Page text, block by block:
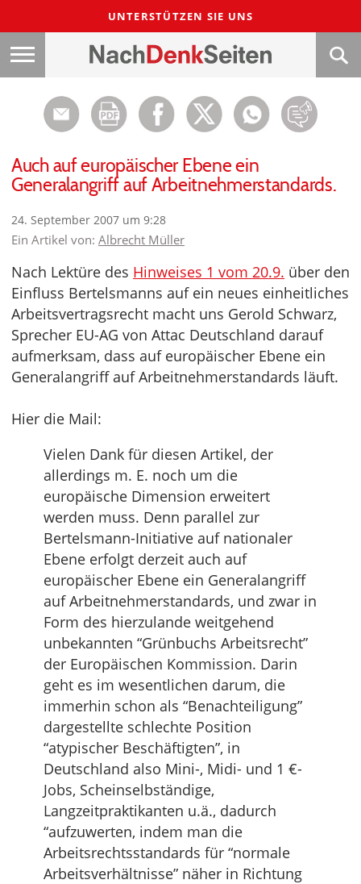
UNTERSTÜTZEN SIE UNS
Auch auf europäischer Ebene ein
Generalangriff auf Arbeitnehmerstandards.
24. September 2007 um 9:28
Ein Artikel von: Albrecht Müller
Nach Lektüre des Hinweises 1 vom 20.9. über den
Einfluss Bertelsmanns auf ein neues einheitliches
Arbeitsvertragsrecht macht uns Gerold Schwarz,
Sprecher EU-AG von Attac Deutschland darauf
aufmerksam, dass auf europäischer Ebene ein
Generalangriff auf Arbeitnehmerstandards läuft.
Hier die Mail:
Vielen Dank für diesen Artikel, der
allerdings m. E. noch um die
europäische Dimension erweitert
werden muss. Denn parallel zur
Bertelsmann-Initiative auf nationaler
Ebene erfolgt derzeit auch auf
europäischer Ebene ein Generalangriff
auf Arbeitnehmerstandards, und zwar in
Form des hierzulande weitgehend
unbekannten “Grünbuchs Arbeitsrecht”
der Europäischen Kommission. Darin
geht es im wesentlichen darum, die
immerhin schon als “Benachteiligung”
dargestellte schlechte Position
“atypischer Beschäftigten”, in
Deutschland also Mini-, Midi- und 1 €-
Jobs, Scheinselbständige,
Langzeitpraktikanten u.ä., dadurch
“aufzuwerten, indem man die
Arbeitsrechtsstandards für “normale
Arbeitsverhältnisse” näher in Richtung